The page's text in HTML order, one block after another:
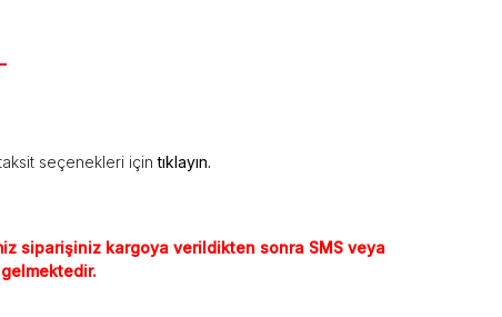
seçenekleri içintıklayın.
siparişiniz kargoya verildikten sonra SMS veya